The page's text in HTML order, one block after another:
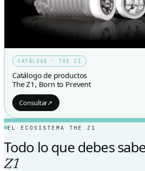
CATÁLOGO · THE Z1
Catálogo de productos
The Z1, Born to Prevent
Consultar↗
EL ECOSISTEMA THE Z1
Todo lo que debes
Z1